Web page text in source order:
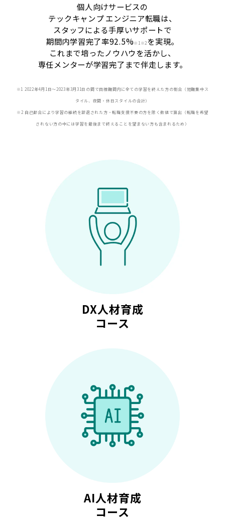
個人向けサービスの
テックキャンプ エンジニア転職は、
スタッフによる手厚いサポートで
期間内学習完了率92.5%※ 1※2を実現。
これまで培ったノウハウを活かし、
専任メンターが学習完了まで伴走します。
※1 2022年4月1日〜2023年3月31日の間で目標期間内に全ての学習を終えた方の割合（短期集中ス
タイル、夜間・休日スタイルの合計）
※2 自己都合により学習の継続を辞退された方・転職支援不要の方を除く数値で算出（転職を希望
されない方の中には学習を最後まで終えることを望まない方も含まれるため）
DX人材育成
コース
AI人材育成
コース